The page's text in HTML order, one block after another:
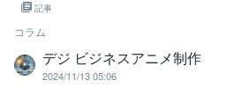
記事
コラム
デジ ビジネスアニメ制作
2024/11/13 05:06